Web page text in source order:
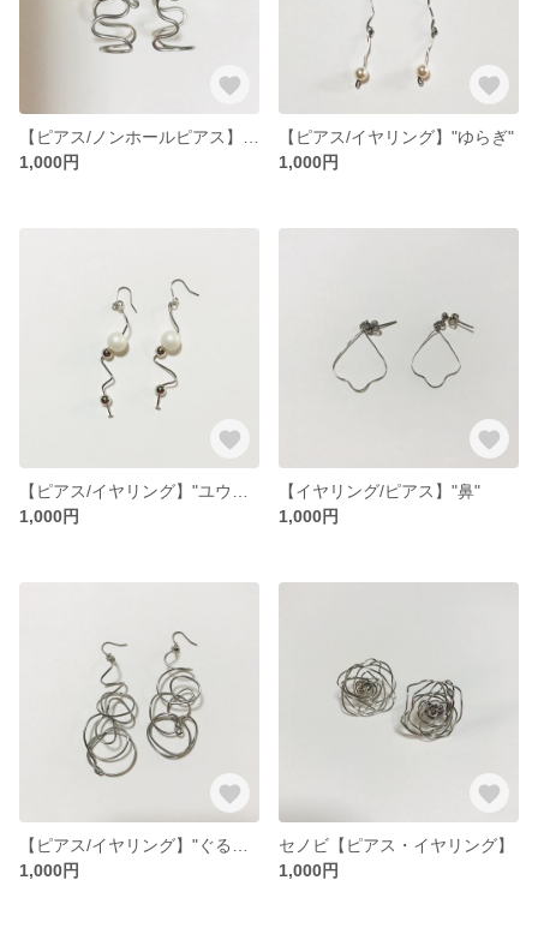
1,000円
【ピアス/イヤリング】"ゆらぎ"
1,000円
1,000円
【イヤリング/ピアス】"鼻"
1,000円
1,000円
セノビ【ピアス・イヤリング】
1,000円